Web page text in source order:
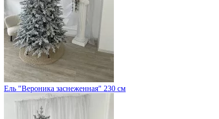
Ель "Вероника заснеженная" 230 см